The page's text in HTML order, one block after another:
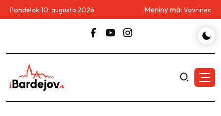
Pondelok 10. augusta 2026 Meniny má: Vavrinec